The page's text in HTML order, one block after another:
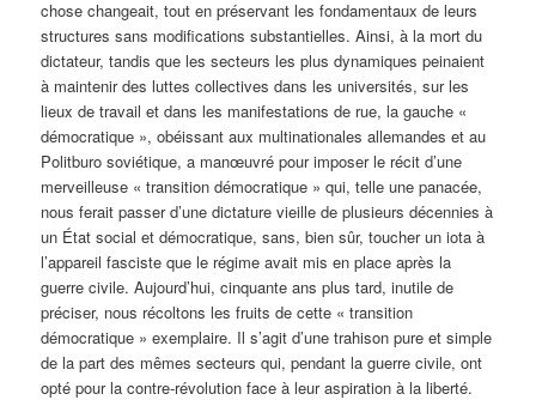
chose changeait, tout en préservant les fondamentaux de leurs
structures sans modifications substantielles. Ainsi, à la mort du
dictateur, tandis que les secteurs les plus dynamiques peinaient
à maintenir des luttes collectives dans les universités, sur les
lieux de travail et dans les manifestations de rue, la gauche «
démocratique », obéissant aux multinationales allemandes et au
Politburo soviétique, a manœuvré pour imposer le récit d’une
merveilleuse « transition démocratique » qui, telle une panacée,
nous ferait passer d’une dictature vieille de plusieurs décennies à
un État social et démocratique, sans, bien sûr, toucher un iota à
l’appareil fasciste que le régime avait mis en place après la
guerre civile. Aujourd’hui, cinquante ans plus tard, inutile de
préciser, nous récoltons les fruits de cette « transition
démocratique » exemplaire. Il s’agit d’une trahison pure et simple
de la part des mêmes secteurs qui, pendant la guerre civile, ont
opté pour la contre-révolution face à leur aspiration à la liberté.